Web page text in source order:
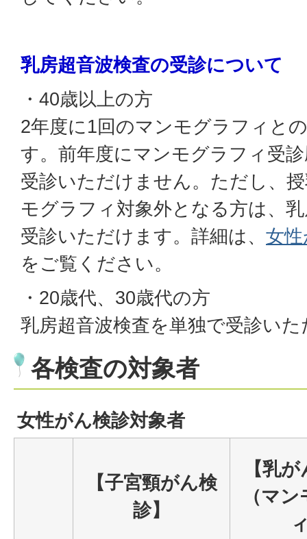
乳房超音波検査の受診について
・40歳以上の方
2年度に1回のマンモグラフィと
す。前年度にマンモグラフィ受
受診いただけません。ただし、
モグラフィ対象外となる方は、
受診いただけます。詳細は、 女
をご覧ください。
・20歳代、30歳代の方
乳房超音波検査を単独で受診い
各検査の対象者
女性がん検診対象者
【子宮頸がん検
診】
【乳
（マ